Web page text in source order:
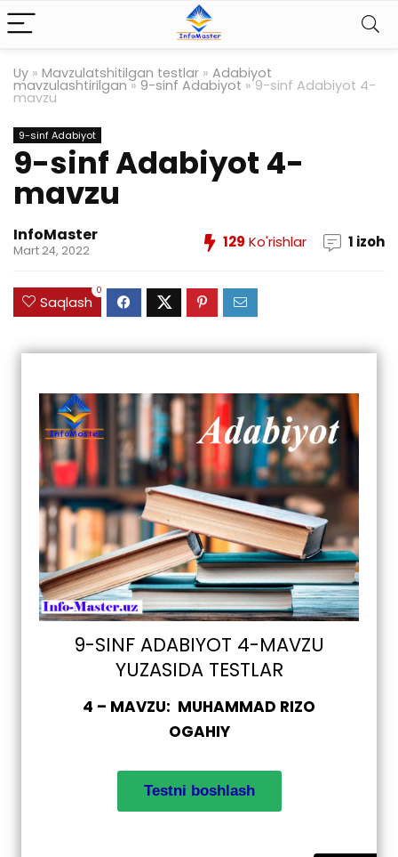
Uy » Mavzulatshitilgan testlar » Adabiyot
mavzulashtirilgan» 9-sinf Adabiyot »9-sinf Adabiyot 4-
mavzu
9-sinf Adabiyot
9-sinf Adabiyot 4-
mavzu
InfoMaster
Mart 24, 2022 129 Ko'rishlar 1 izoh
Saqlash
0
9-SINF ADABIYOT 4-MAVZU
YUZASIDA TESTLAR
4 – MAVZU: MUHAMMAD RIZO
OGAHIY